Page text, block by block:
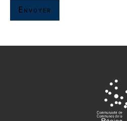
Envoyer